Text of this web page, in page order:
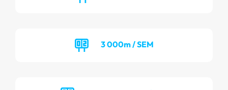
3 000m / SEM